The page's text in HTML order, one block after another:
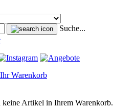
Suche...
Ihr Warenkorb
keine Artikel in Ihrem Warenkorb.